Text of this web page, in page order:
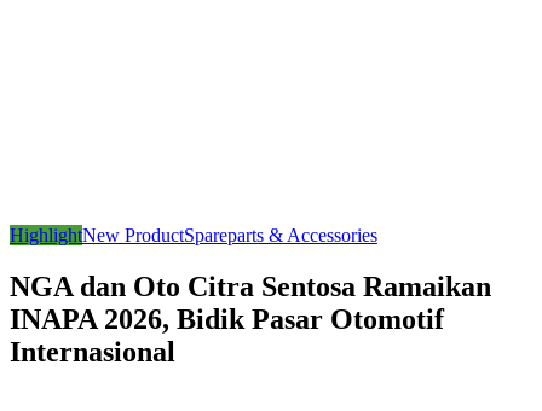
HighlightNew ProductSpareparts & Accessories
NGA dan Oto Citra Sentosa Ramaikan
INAPA 2026, Bidik Pasar Otomotif
Internasional